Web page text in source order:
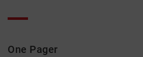
One Pager